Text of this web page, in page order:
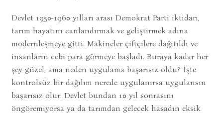
Devlet 1950-1960 yılları arası Demokrat Parti iktidarı,
tarım hayatını canlandırmak ve geliştirmek adına
modernleşmeye gitti. Makineler çiftçilere dağıtıldı ve
insanların cebi para görmeye başladı. Buraya kadar her
şey güzel, ama neden uygulama başarısız oldu? İşte
kontrolsüz bir dağılım nerede uygulanırsa uygulansın
başarısız olur. Devlet bundan 10 yıl sonrasını
öngöremiyorsa ya da tarımdan gelecek hasadın eksik